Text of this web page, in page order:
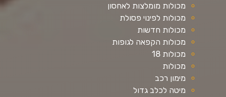
מכולות מומלצות לאחסון
מכולות לפינוי פסולת
מכולות חדשות
מכולות הקפאה לגופות
מכולות 18
מכולות
מימון רכב
מיטה לכלב גדול